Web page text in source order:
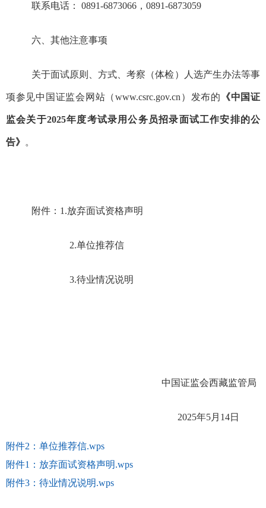
联系电话： 0891-6873066， 0891-6873059
六、其他注意事项
关于面试原则、方式、考察 （体检 ） 人选产生办法等事
项参见中国证监会网站 （www.csrc.gov.cn） 发布的 《中国证
监会关于2025年度考试录用公务员招录面试工作安排的公
告》 。
附件： 1.放弃面试资格声明
2.单位推荐信
3.待业情况说明
中国证监会西藏监管局
2025年5月 14日
附件2：单位推荐信.wps
附件1：放弃面试资格声明.wps
附件3：待业情况说明.wps